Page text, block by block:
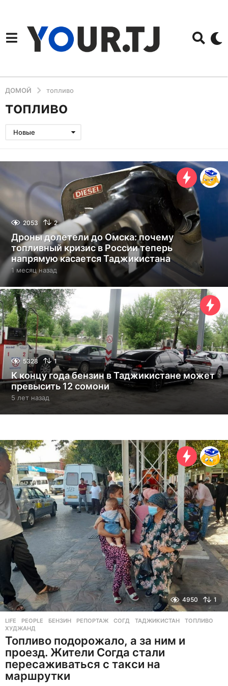
ДОМОЙ топливо
топливо
Новые
2053 2
Дроны долетели до Омска: почему
топливный кризис в России теперь
напрямую касается Таджикистана
1 месяц назад
е
с
я
ц
н
а
з
а
д
5328 1
К концу года бензин в Таджикистане может
превысить 12 сомони
5 лет назад
е
а
д
4950 1
LIFE ,PEOPLE БЕНЗИН ,РЕПОРТАЖ ,СОГД ,ТАДЖИКИСТАН ,ТОПЛИВО
ХУДЖАНД
Топливо подорожало, а за ним и
проезд. Жители Согда стали
пересаживаться с такси на
маршрутки